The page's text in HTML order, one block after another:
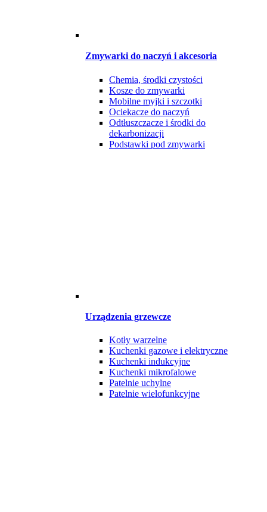
Zmywarki do naczyń i akcesoria
Chemia, środki czystości
Kosze do zmywarki
Mobilne myjki i szczotki
Ociekacze do naczyń
Odtłuszczacze i środki do
dekarbonizacji
Podstawki pod zmywarki
Urządzenia grzewcze
Kotły warzelne
Kuchenki gazowe i elektryczne
Kuchenki indukcyjne
Kuchenki mikrofalowe
Patelnie uchylne
Patelnie wielofunkcyjne